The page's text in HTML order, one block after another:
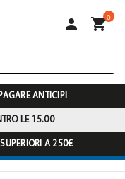
 0
ANTICIPI
LE 15.00
A 250€